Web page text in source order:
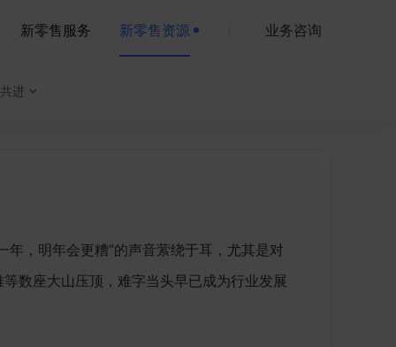
新零售服务 新零售资源 业务咨询
进
，明年会更糟”的声音萦绕于耳，尤其是对
数座大山压顶，难字当头早已成为行业发展